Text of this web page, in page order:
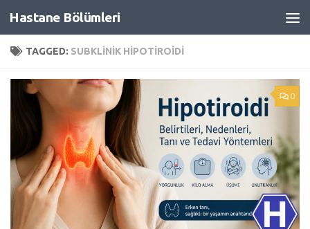
Skip to content
Hastane Bölümleri
TAGGED: SUBKLINIK HIPOTIROIDI
0